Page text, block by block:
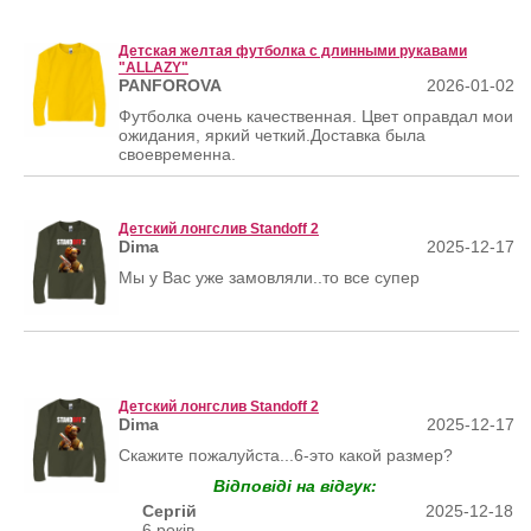
Детская желтая футболка с длинными рукавами
"ALLAZY"
PANFOROVA
2026-01-02
Футболка очень качественная. Цвет оправдал мои
ожидания, яркий четкий.Доставка была
своевременна.
Детский лонгслив Standoff 2
Dima
2025-12-17
Мы у Вас уже замовляли..то все супер
Детский лонгслив Standoff 2
Dima
2025-12-17
Скажите пожалуйста...6-это какой размер?
Відповіді на відгук:
Сергій
2025-12-18